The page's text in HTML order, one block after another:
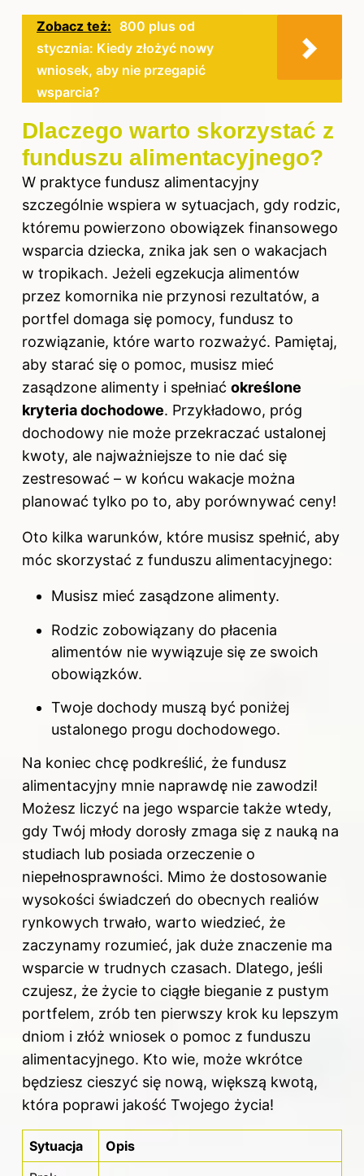
Zobacz też: 800 plus od
stycznia: Kiedy złożyć nowy
wniosek, aby nie przegapić
wsparcia?
Dlaczego warto skorzystać z
funduszu alimentacyjnego?
W praktyce fundusz alimentacyjny
szczególnie wspiera w sytuacjach, gdy rodzic,
któremu powierzono obowiązek finansowego
wsparcia dziecka, znika jak sen o wakacjach
w tropikach. Jeżeli egzekucja alimentów
przez komornika nie przynosi rezultatów, a
portfel domaga się pomocy, fundusz to
rozwiązanie, które warto rozważyć. Pamiętaj,
aby starać się o pomoc, musisz mieć
zasądzone alimenty i spełniać określone
kryteria dochodowe. Przykładowo, próg
dochodowy nie może przekraczać ustalonej
kwoty, ale najważniejsze to nie dać się
zestresować – w końcu wakacje można
planować tylko po to, aby porównywać ceny!
Oto kilka warunków, które musisz spełnić, aby
móc skorzystać z funduszu alimentacyjnego:
Musisz mieć zasądzone alimenty.
Rodzic zobowiązany do płacenia
alimentów nie wywiązuje się ze swoich
obowiązków.
Twoje dochody muszą być poniżej
ustalonego progu dochodowego.
Na koniec chcę podkreślić, że fundusz
alimentacyjny mnie naprawdę nie zawodzi!
Możesz liczyć na jego wsparcie także wtedy,
gdy Twój młody dorosły zmaga się z nauką na
studiach lub posiada orzeczenie o
niepełnosprawności. Mimo że dostosowanie
wysokości świadczeń do obecnych realiów
rynkowych trwało, warto wiedzieć, że
zaczynamy rozumieć, jak duże znaczenie ma
wsparcie w trudnych czasach. Dlatego, jeśli
czujesz, że życie to ciągłe bieganie z pustym
portfelem, zrób ten pierwszy krok ku lepszym
dniom i złóż wniosek o pomoc z funduszu
alimentacyjnego. Kto wie, może wkrótce
będziesz cieszyć się nową, większą kwotą,
która poprawi jakość Twojego życia!
Sytuacja
Opis